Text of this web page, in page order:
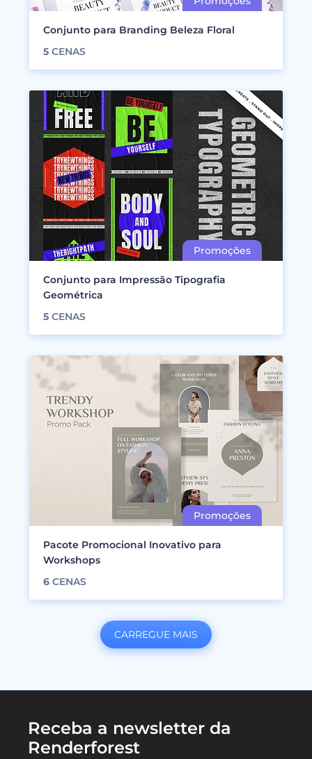
Conjunto para Branding Beleza Floral
5 CENAS
Conjunto para Impressão Tipografia
Geométrica
5 CENAS
Pacote Promocional Inovativo para
Workshops
6 CENAS
CARREGUE MAIS
Receba a newsletter da
Renderforest